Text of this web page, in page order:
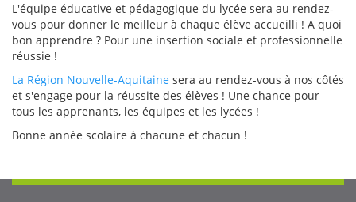
L'équipe éducative et pédagogique du lycée sera au rendez-
vous pour donner le meilleur à chaque élève accueilli ! A quoi
bon apprendre ? Pour une insertion sociale et professionnelle
réussie !
La Région Nouvelle-Aquitaine sera au rendez-vous à nos côtés
et s'engage pour la réussite des élèves ! Une chance pour
tous les apprenants, les équipes et les lycées !
Bonne année scolaire à chacune et chacun !